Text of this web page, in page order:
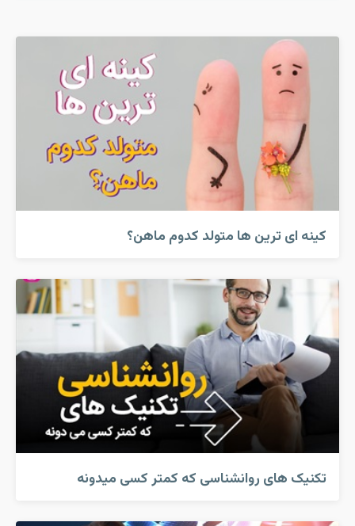
کینه ای ترین ها متولد کدوم ماهن؟
تکنیک های روانشناسی که کمتر کسی میدونه